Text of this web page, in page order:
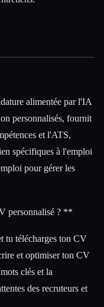
alimentée par l'IA
personnalisés, fournit
et l'ATS,
spécifiques à l'emploi
pour gérer les
personnalisé ? **
tu télécharges ton CV
et optimiser ton CV
clés et la
des recruteurs et